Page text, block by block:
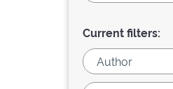
Current filters: